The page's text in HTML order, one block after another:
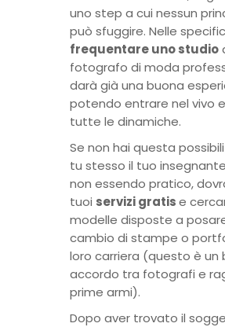
uno step a cui nessun
può sfuggire. Nelle
frequentare uno studio
fotografo di moda
darà già una buona
potendo entrare nel vivo
tutte le dinamiche.
Se non hai questa
tu stesso il tuo insegnante.
non essendo pratico,
tuoi servizi gratise
modelle disposte a
cambio di stampe o
loro carriera (questo è un
accordo tra fotografi e
prime armi).
Dopo aver trovato il